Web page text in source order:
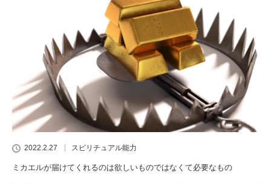
2022.2.27 スピリチュアル能力
ミカエルが届けてくれるのは欲しいものではなくて必要なもの